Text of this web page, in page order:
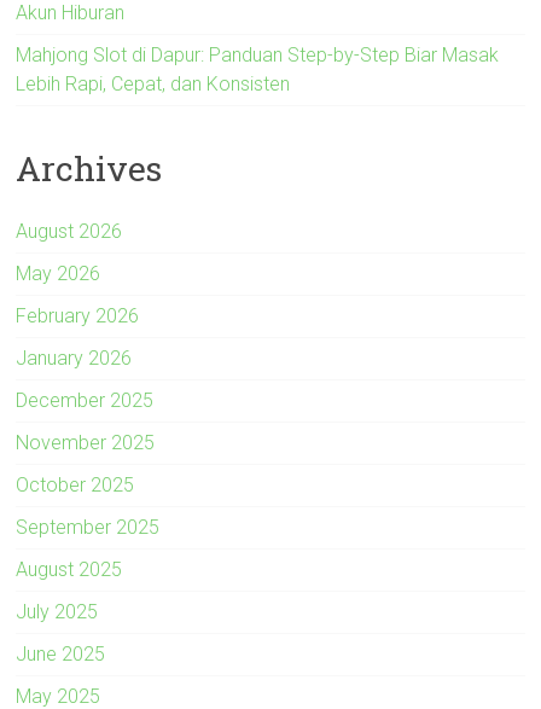
Akun Hiburan
Mahjong Slot di Dapur: Panduan Step-by-Step Biar Masak
Lebih Rapi, Cepat, dan Konsisten
Archives
August 2026
May 2026
February 2026
January 2026
December 2025
November 2025
October 2025
September 2025
August 2025
July 2025
June 2025
May 2025